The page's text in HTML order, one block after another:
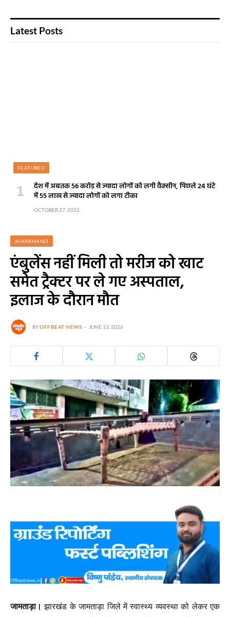
Latest Posts
FEATURED
देश में अबतक 56 करोड़ से ज्यादा लोगों को लगी वैक्सीन, पिछले 24 घंटे
में 55 लाख से ज्यादा लोगों को लगा टीका
OCTOBER 27, 2022
JHARKHAND
एंबुलेंस नहीं मिली तो मरीज को खाट
समेत ट्रैक्टर पर ले गए अस्पताल,
इलाज के दौरान मौत
BYOFFBEAT NEWS JUNE 13, 2026
जामताड़ा। झारखंड के जामताड़ा जिले में स्वास्थ्य व्यवस्था को लेकर एक